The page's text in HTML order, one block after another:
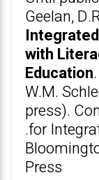
Geelan,
with
Education
W.M.
press).
for
Press